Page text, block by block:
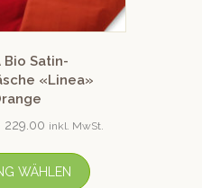
Bio Satin-
«Linea»
229.00 inkl. MwSt.
WÄHLEN